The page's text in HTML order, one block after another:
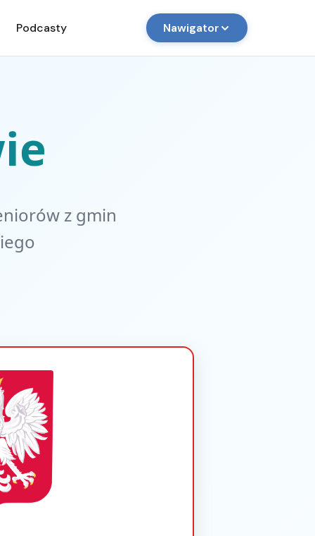
Podcasty Nawigator
z gmin